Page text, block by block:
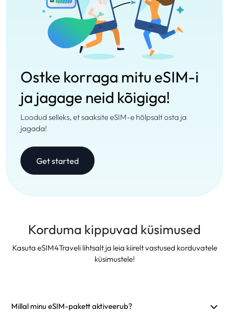
Ostke korraga mitu eSIM-i
ja jagage neid kõigiga!
Loodud selleks, et saaksite eSIM-e hõlpsalt osta ja
jagada!
Get started
Korduma kippuvad küsimused
Kasuta eSIM4Traveli lihtsalt ja leia kiirelt vastused korduvatele
küsimustele!
Millal minu eSIM-pakett aktiveerub?